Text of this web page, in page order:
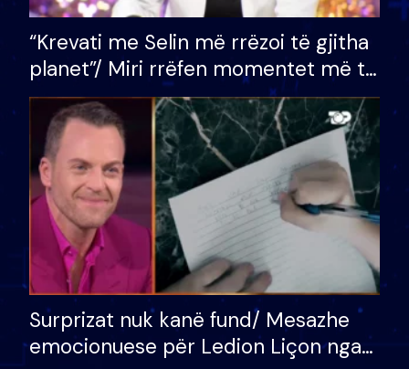
“Krevati me Selin më rrëzoi të gjitha
planet”/ Miri rrëfen momentet më të
bukura në shtëpinë e BB VIP: Do më
mungojë zilja e mëngjesit kur…
Surprizat nuk kanë fund/ Mesazhe
emocionuese për Ledion Liçon nga